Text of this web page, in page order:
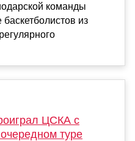
команды
из
ЦСКА с
туре